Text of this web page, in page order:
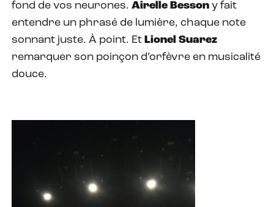
fond de vos neurones. Airelle Besson y fait
entendre un phrasé de lumière, chaque note
sonnant juste. À point. Et Lionel Suarez
remarquer son poinçon d’orfèvre en musicalité
douce.